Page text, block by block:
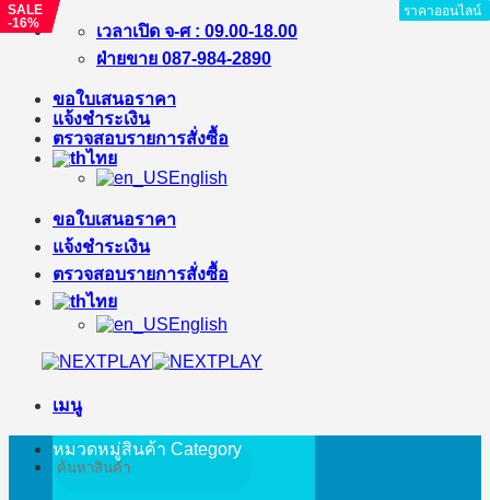
ข้าม
เนื้อหา
เวลาเปิด จ-ศ : 09.00-18.00
ฝ่ายขาย 087-984-2890
ขอใบเสนอราคา
แจ้งชำระเงิน
ตรวจสอบรายการสั่งซื้อ
ไทย
English
ขอใบเสนอราคา
แจ้งชำระเงิน
ตรวจสอบรายการสั่งซื้อ
ไทย
English
เมนู
ค้นหา:
หมวดหมู่สินค้า Category
SALE
-16%
ราคาออนไลน์
ราคาออนไลน์
ราคาออนไลน์
ราคาออนไลน์
ราคาออนไลน์
SALE
-%
ราคาออนไลน์
ราคาออนไลน์
ราคาออนไลน์
SALE
-3%